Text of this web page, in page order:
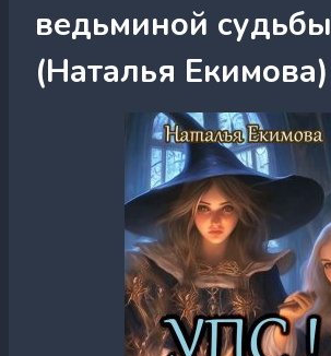
ведьминой судьбы
(Наталья Екимова)